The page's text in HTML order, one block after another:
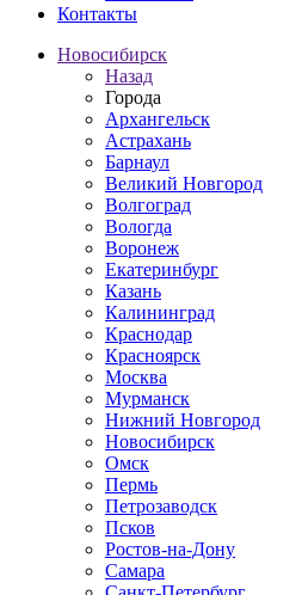
Контакты
Новосибирск
Назад
Города
Архангельск
Астрахань
Барнаул
Великий Новгород
Волгоград
Вологда
Воронеж
Екатеринбург
Казань
Калининград
Краснодар
Красноярск
Москва
Мурманск
Нижний Новгород
Новосибирск
Омск
Пермь
Петрозаводск
Псков
Ростов-на-Дону
Самара